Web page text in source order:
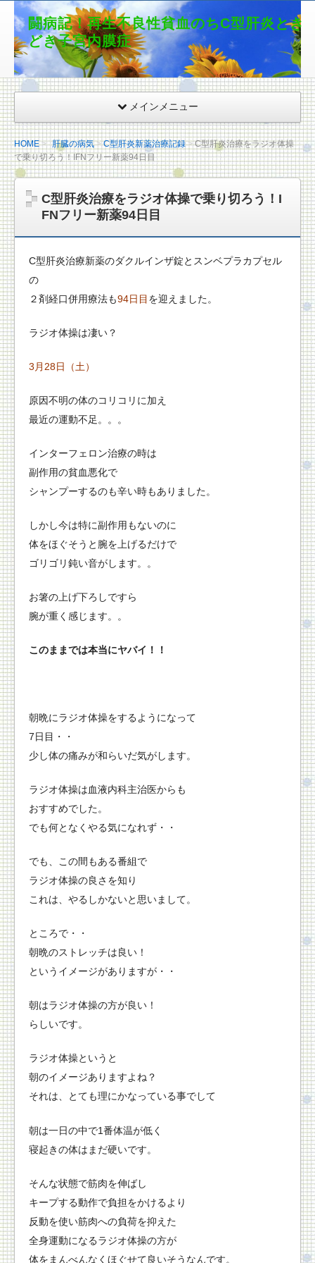
闘病記！再生不良性貧血のちC型肝炎とき
どき子宮内膜症
メインメニュー
HOME 肝臓の病気 C型肝炎新薬治療記録
C型肝炎治療をラジオ体操
で乗り切ろう！IFNフリー新薬94日目
C型肝炎治療をラジオ体操で乗り切ろう！I
FNフリー新薬94日目
C型肝炎治療新薬のダクルインザ錠とスンベプラカプセル
の
２剤経口併用療法も94日目 を迎えました。
ラジオ体操は凄い？
3月28日（土）
原因不明の体のコリコリに加え
最近の運動不足。。。
インターフェロン治療の時は
副作用の貧血悪化で
シャンプーするのも辛い時もありました。
しかし今は特に副作用もないのに
体をほぐそうと腕を上げるだけで
ゴリゴリ鈍い音がします。。
お箸の上げ下ろしですら
腕が重く感じます。。
このままでは本当にヤバイ！！
朝晩にラジオ体操をするようになって
7日目・・
少し体の痛みが和らいだ気がします。
ラジオ体操は血液内科主治医からも
おすすめでした。
でも何となくやる気になれず・・
でも、この間もある番組で
ラジオ体操の良さを知り
これは、やるしかないと思いまして。
ところで・・
朝晩のストレッチは良い！
というイメージがありますが・・
朝はラジオ体操の方が良い！
らしいです。
ラジオ体操というと
朝のイメージありますよね？
それは、とても理にかなっている事でして
朝は一日の中で1番体温が低く
寝起きの体はまだ硬いです。
そんな状態で筋肉を伸ばし
キープする動作で負担をかけるより
反動を使い筋肉への負荷を抑えた
全身運動になるラジオ体操の方が
体をまんべんなくほぐせて良いそうなんです。